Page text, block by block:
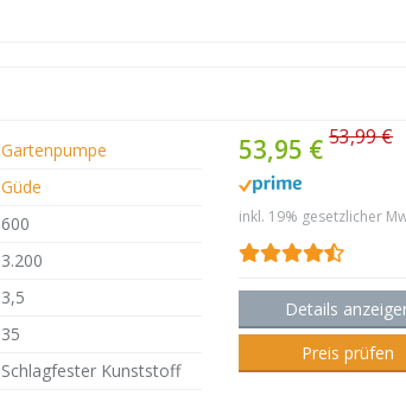
53,95 €53,99 €
inkl. 19% gesetzlicher
Details
Preis prüfen
Gartenpumpe
Güde
600
3.200
3,5
35
Schlagfester Kunststoff